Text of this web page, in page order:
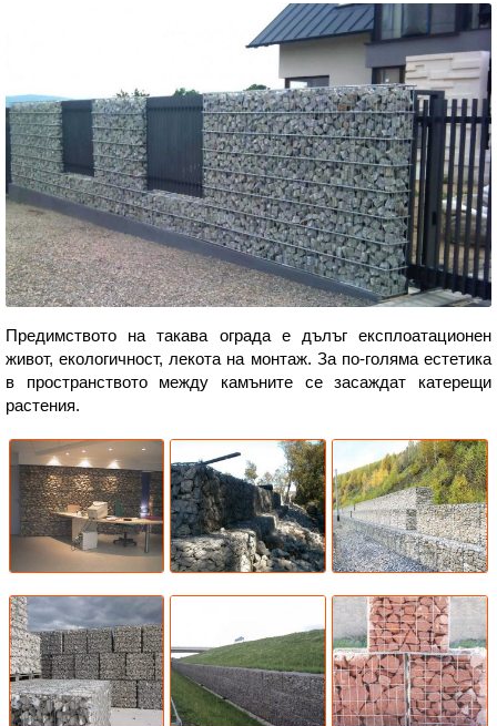
Предимството на такава ограда е дълъг експлоатационен
живот, екологичност, лекота на монтаж. За по-голяма естетика
в пространството между камъните се засаждат катерещи
растения.